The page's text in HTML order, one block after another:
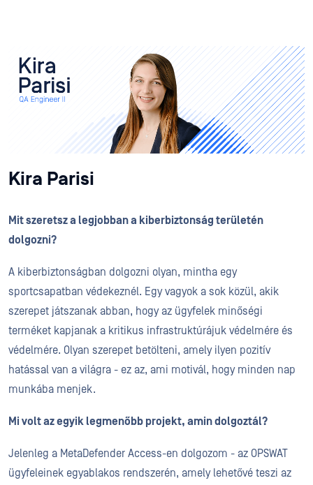
Kira Parisi
Mit szeretsz a legjobban a kiberbiztonság területén
dolgozni?
A kiberbiztonságban dolgozni olyan, mintha egy
sportcsapatban védekeznél. Egy vagyok a sok közül, akik
szerepet játszanak abban, hogy az ügyfelek minőségi
terméket kapjanak a kritikus infrastruktúrájuk védelmére és
védelmére. Olyan szerepet betölteni, amely ilyen pozitív
hatással van a világra - ez az, ami motivál, hogy minden nap
munkába menjek.
Mi volt az egyik legmenőbb projekt, amin dolgoztál?
Jelenleg a MetaDefender Access-en dolgozom - az OPSWAT
ügyfeleinek egyablakos rendszerén, amely lehetővé teszi az